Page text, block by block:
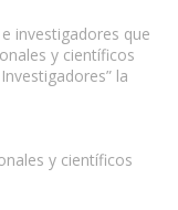
investigadores que
y científicos
la
y científicos